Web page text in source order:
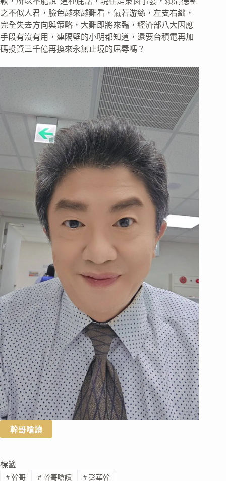
之不似人君，臉色越來越難看，氣若游絲，左支右絀，
完全失去方向與策略，大難即將來臨，經濟部八大因應
手段有沒有用，連隔壁的小明都知道，還要台積電再加
碼投資三千億再換來永無止境的屈辱嗎？
幹哥嗆讀
標籤
#幹哥 #幹哥嗆讀 # 彭華幹